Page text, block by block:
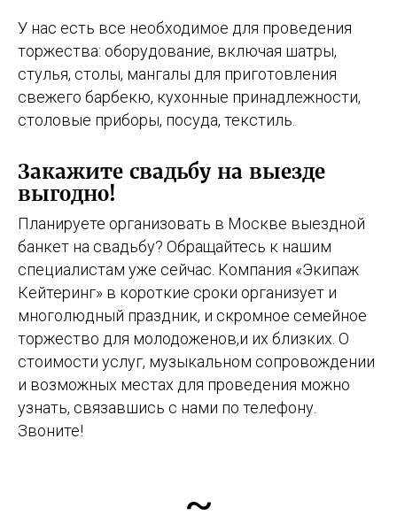
У нас есть все необходимое для проведения
торжества: оборудование, включая шатры,
стулья, столы, мангалы для приготовления
свежего барбекю, кухонные принадлежности,
столовые приборы, посуда, текстиль.
Закажите свадьбу на выезде
выгодно!
Планируете организовать в Москве выездной
банкет на свадьбу? Обращайтесь к нашим
специалистам уже сейчас. Компания «Экипаж
Кейтеринг» в короткие сроки организует и
многолюдный праздник, и скромное семейное
торжество для молодоженов,и их близких. О
стоимости услуг, музыкальном сопровождении
и возможных местах для проведения можно
узнать, связавшись с нами по телефону.
Звоните!
~